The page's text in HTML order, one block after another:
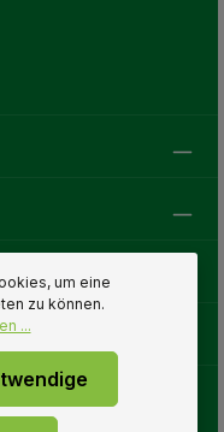
um eine
zu können.
...